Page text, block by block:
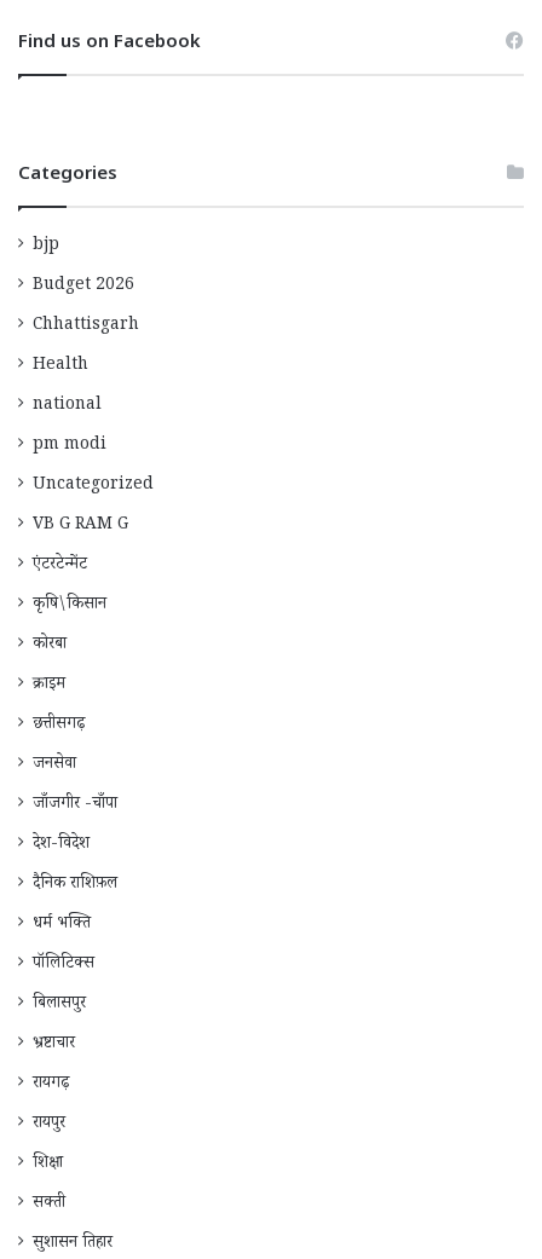
Find us on Facebook
Categories
bjp
Budget 2026
Chhattisgarh
Health
national
pm modi
Uncategorized
VB G RAM G
एंटरटेन्मेंट
कृषि\किसान
कोरबा
क्राइम
छत्तीसगढ़
जनसेवा
जाँजगीर -चाँपा
देश-विदेश
दैनिक राशिफ़ल
धर्म भक्ति
पॉलिटिक्स
बिलासपुर
भ्रष्टाचार
रायगढ़
रायपुर
शिक्षा
सक्ती
सुशासन तिहार